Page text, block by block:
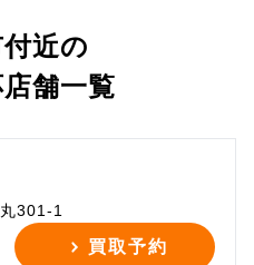
近の
舗一覧
301-1
買取予約